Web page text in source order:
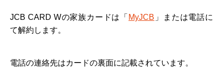
JCB CARD Wの家族カードは「 MyJCB 」または電話に
て解約します。
電話の連絡先はカードの裏面に記載されています。